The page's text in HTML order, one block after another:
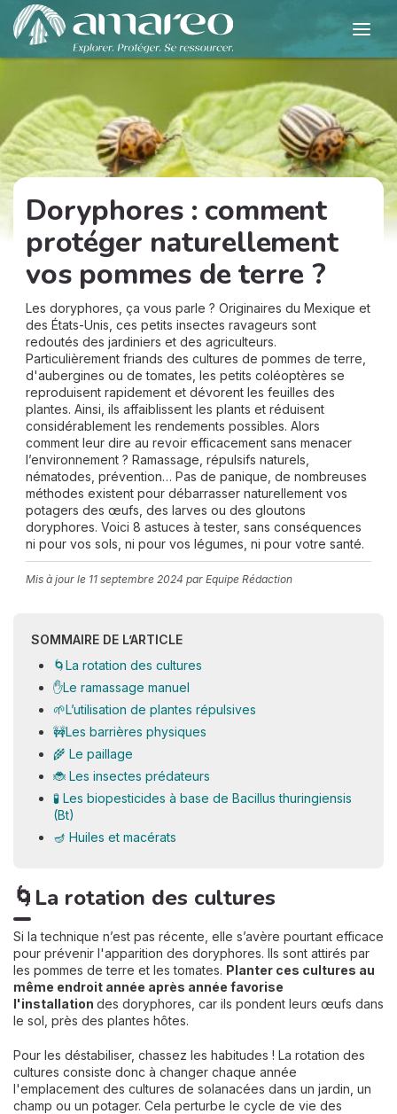
Doryphores : comment
protéger naturellement
vos pommes de terre ?
Les doryphores, ça vous parle ? Originaires du Mexique et
des États-Unis, ces petits insectes ravageurs sont
redoutés des jardiniers et des agriculteurs.
Particulièrement friands des cultures de pommes de terre,
d'aubergines ou de tomates, les petits coléoptères se
reproduisent rapidement et dévorent les feuilles des
plantes. Ainsi, ils affaiblissent les plants et réduisent
considérablement les rendements possibles. Alors
comment leur dire au revoir efficacement sans menacer
l’environnement ? Ramassage, répulsifs naturels,
nématodes, prévention… Pas de panique, de nombreuses
méthodes existent pour débarrasser naturellement vos
potagers des œufs, des larves ou des gloutons
doryphores. Voici 8 astuces à tester, sans conséquences
ni pour vos sols, ni pour vos légumes, ni pour votre santé.
Mis à jour le 11 septembre 2024 par Equipe Rédaction
SOMMAIRE DE L’ARTICLE
🌀La rotation des cultures
✋Le ramassage manuel
🌱L’utilisation de plantes répulsives
🚧Les barrières physiques
🌾 Le paillage
🐞 Les insectes prédateurs
🧪 Les biopesticides à base de Bacillus thuringiensis
(Bt)
🪔 Huiles et macérats
🌀La rotation des cultures
Si la technique n’est pas récente, elle s’avère pourtant efficace
pour prévenir l'apparition des doryphores. Ils sont attirés par
les pommes de terre et les tomates. Planter ces cultures au
même endroit année après année favorise
l'installation des doryphores, car ils pondent leurs œufs dans
le sol, près des plantes hôtes.
Pour les déstabiliser, chassez les habitudes ! La rotation des
cultures consiste donc à changer chaque année
l'emplacement des cultures de solanacées dans un jardin, un
champ ou un potager. Cela perturbe le cycle de vie des